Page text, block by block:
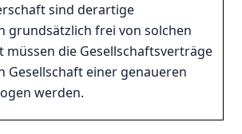
sind derartige
grundsätzlich frei von solchen
müssen die Gesellschaftsverträge
Gesellschaft einer genaueren
werden.